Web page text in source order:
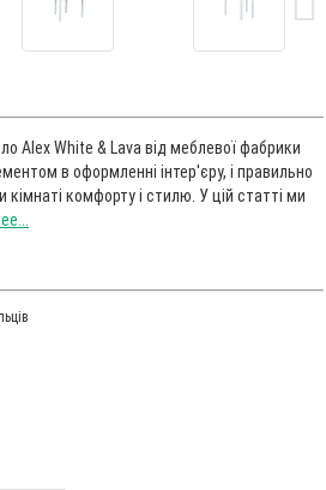
Alex White & Lava від меблевої фабрики
в оформленні інтер'єру, і правильно
комфорту і стилю. У цій статті ми